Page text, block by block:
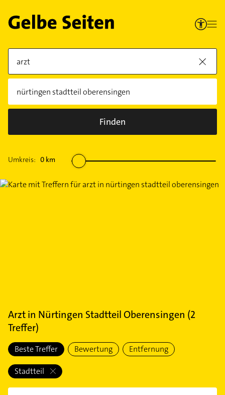
Finden
Umkreis: 0 km
Arztin Nürtingen Stadtteil Oberensingen (2
Treffer)
Beste Treffer Bewertung Entfernung
Stadtteil